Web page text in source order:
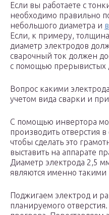
Если вы работаете с
необходимо правильно
небольшого диаметра и
Если, к примеру,
диаметр электродов
сварочный ток должен
с помощью прерывистых
Вопрос какими
учетом вида сварки и
С помощью инвертора
производить отверстия в
чтобы сделать это
выставить на аппарате
Диаметр электрода 2,5
являются именно такими
Поджигаем электрод и
планируемого